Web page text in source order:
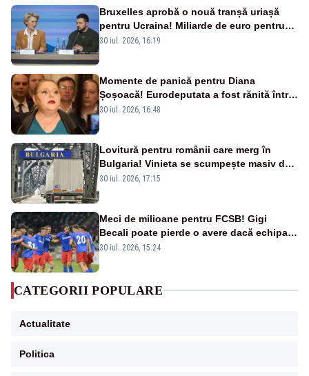
Bruxelles aprobă o nouă tranșă uriașă
pentru Ucraina! Miliarde de euro pentru
armament și apărare
30 iul. 2026, 16:19
Momente de panică pentru Diana
Șoșoacă! Eurodeputata a fost rănită într-
un accident rutier
30 iul. 2026, 16:48
Lovitură pentru românii care merg în
Bulgaria! Vinieta se scumpește masiv de
la 1 august
30 iul. 2026, 17:15
Meci de milioane pentru FCSB! Gigi
Becali poate pierde o avere dacă echipa
este eliminată de FK Auda
30 iul. 2026, 15:24
CATEGORII POPULARE
Actualitate
Politica